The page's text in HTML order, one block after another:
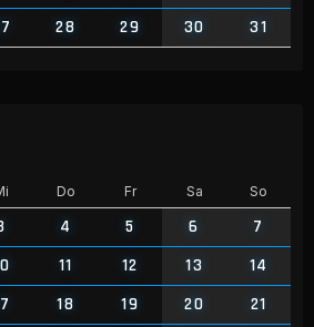
28 29 30 31
Do Fr Sa So
4 5 6
7
11 12 13
14
18 19 20
21